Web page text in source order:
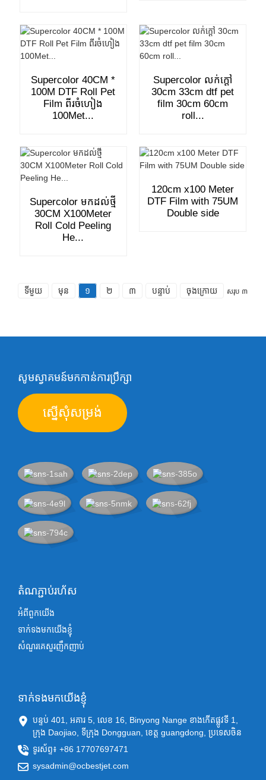
Supercolor 40CM *
100M DTF Roll Pet
Film ពីរចំហៀង
100Met...
Supercolor លក់ក្តៅ
30cm 33cm dtf pet
film 30cm 60cm
roll...
Supercolor មកដល់ថ្មី
30CM X100Meter
Roll Cold Peeling
He...
120cm x100 Meter
DTF Film with 75UM
Double side
ទីមួយ មុន ១ ២ ៣ បន្ទាប់ ចុងក្រោយ សរុប ៣
សូមស្វាគមន៍មកកាន់ការប្រឹក្សា
ស្នើសុំសម្រង់
តំណភ្ជាប់រហ័ស
អំពីពួកយើង
ទាក់ទងមកយើងខ្ញុំ
សំណួរគេសួរញឹកញាប់
ទាក់ទងមកយើងខ្ញុំ
បន្ទប់ 401, អគារ 5, លេខ 16, Binyong Nange ខាងកើតផ្លូវទី 1,
ក្រុង Daojiao, ទីក្រុង Dongguan, ខេត្ត guangdong, ប្រទេសចិន
ទូរស័ព្ទ៖ +86 17707697471
sysadmin@ocbestjet.com